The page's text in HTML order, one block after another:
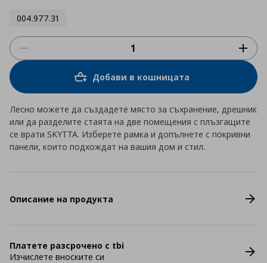
004.977.31
Добави в кошницата
Лесно можете да създадете място за съхранение, дрешник
или да разделите стаята на две помещения с плъзгащите
се врати SKYTTA. Изберете рамка и допълнете с покривни
панели, които подхождат на вашия дом и стил.
Описание на продукта
Платете разсрочено с tbi
Изчислете вноските си